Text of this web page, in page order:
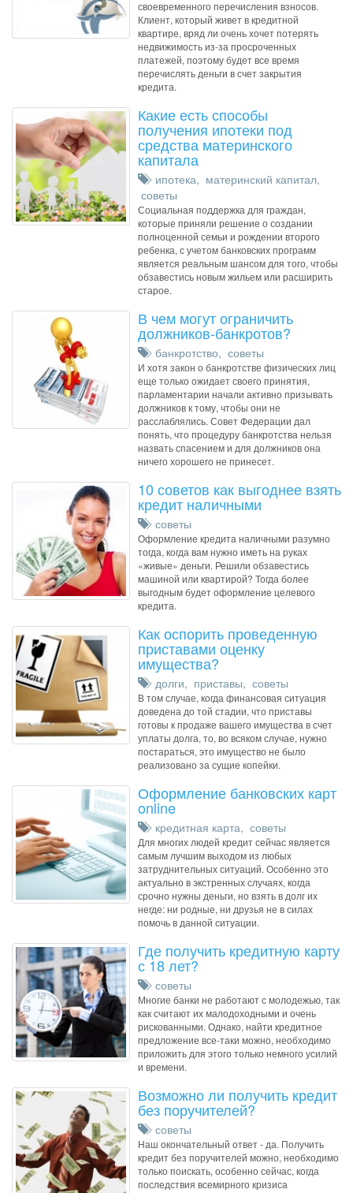
своевременного перечисления взносов.
Клиент, который живет в кредитной
квартире, вряд ли очень хочет потерять
недвижимость из-за просроченных
платежей, поэтому будет все время
перечислять деньги в счет закрытия
кредита.
Какие есть способы
получения ипотеки под
средства материнского
капитала
ипотека, материнский капитал,
советы
Социальная поддержка для граждан,
которые приняли решение о создании
полноценной семьи и рождении второго
ребенка, с учетом банковских программ
является реальным шансом для того, чтобы
обзавестись новым жильем или расширить
старое.
В чем могут ограничить
должников-банкротов?
банкротство, советы
И хотя закон о банкротстве физических лиц
еще только ожидает своего принятия,
парламентарии начали активно призывать
должников к тому, чтобы они не
расслаблялись. Совет Федерации дал
понять, что процедуру банкротства нельзя
назвать спасением и для должников она
ничего хорошего не принесет.
10 советов как выгоднее взять
кредит наличными
советы
Оформление кредита наличными разумно
тогда, когда вам нужно иметь на руках
«живые» деньги. Решили обзавестись
машиной или квартирой? Тогда более
выгодным будет оформление целевого
кредита.
Как оспорить проведенную
приставами оценку
имущества?
долги, приставы, советы
В том случае, когда финансовая ситуация
доведена до той стадии, что приставы
готовы к продаже вашего имущества в счет
уплаты долга, то, во всяком случае, нужно
постараться, это имущество не было
реализовано за сущие копейки.
Оформление банковских карт
online
кредитная карта, советы
Для многих людей кредит сейчас является
самым лучшим выходом из любых
затруднительных ситуаций. Особенно это
актуально в экстренных случаях, когда
срочно нужны деньги, но взять в долг их
негде: ни родные, ни друзья не в силах
помочь в данной ситуации.
Где получить кредитную карту
с 18 лет?
советы
Многие банки не работают с молодежью, так
как считают их малодоходными и очень
рискованными. Однако, найти кредитное
предложение все-таки можно, необходимо
приложить для этого только немного усилий
и времени.
Возможно ли получить кредит
без поручителей?
советы
Наш окончательный ответ - да. Получить
кредит без поручителей можно, необходимо
только поискать, особенно сейчас, когда
последствия всемирного кризиса